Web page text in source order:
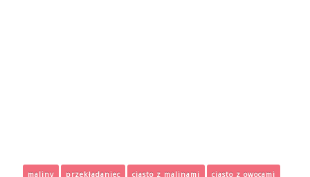
maliny przekładaniec ciasto z malinami
ciasto z owocami